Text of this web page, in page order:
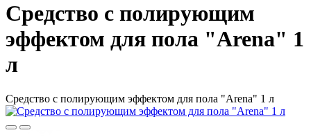
Средство с полирующим
эффектом для пола "Arena" 1
л
Средство с полирующим эффектом для пола "Arena" 1 л